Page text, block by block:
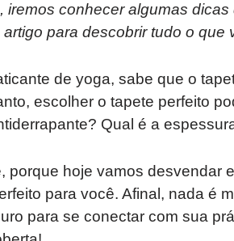
iremos conhecer algumas
para descobrir tudo o que
de yoga, sabe que o
escolher o tapete perfeito
Qual é a
porque hoje vamos desvendar
para você. Afinal, nada é
para se conectar com sua